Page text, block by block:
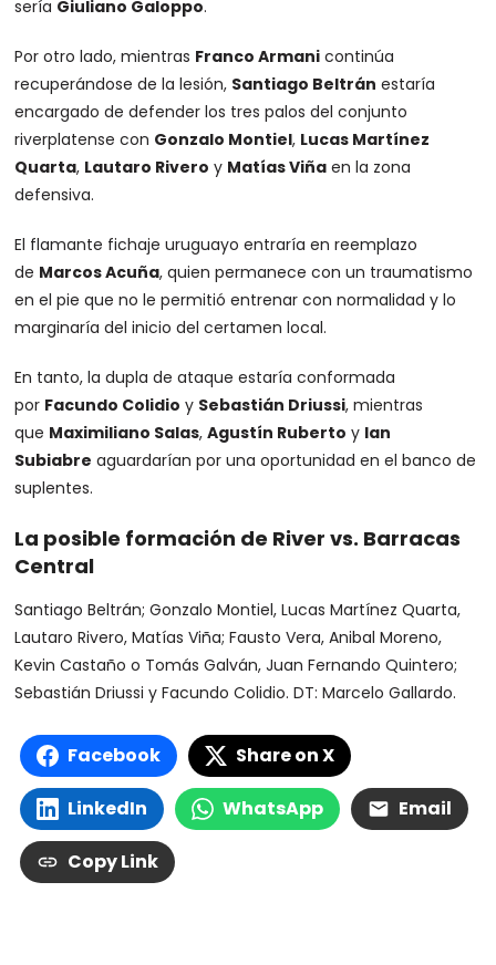
sería Giuliano Galoppo.
Por otro lado, mientras Franco Armani continúa
recuperándose de la lesión, Santiago Beltrán estaría
encargado de defender los tres palos del conjunto
riverplatense con Gonzalo Montiel, Lucas Martínez
Quarta, Lautaro Rivero y Matías Viña en la zona
defensiva.
El flamante fichaje uruguayo entraría en reemplazo
de Marcos Acuña, quien permanece con un traumatismo
en el pie que no le permitió entrenar con normalidad y lo
marginaría del inicio del certamen local.
En tanto, la dupla de ataque estaría conformada
por Facundo Colidio y Sebastián Driussi, mientras
que Maximiliano Salas,Agustín Ruberto y Ian
Subiabre aguardarían por una oportunidad en el banco de
suplentes.
La posible formación de River vs. Barracas
Central
Santiago Beltrán; Gonzalo Montiel, Lucas Martínez Quarta,
Lautaro Rivero, Matías Viña; Fausto Vera, Anibal Moreno,
Kevin Castaño o Tomás Galván, Juan Fernando Quintero;
Sebastián Driussi y Facundo Colidio. DT: Marcelo Gallardo.
Facebook Share on X
LinkedIn WhatsApp Email
Copy Link